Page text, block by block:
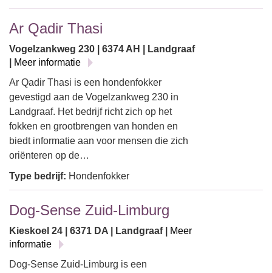
Ar Qadir Thasi
Vogelzankweg 230 | 6374 AH | Landgraaf
Meer informatie
Ar Qadir Thasi is een hondenfokker
gevestigd aan de Vogelzankweg 230 in
Landgraaf. Het bedrijf richt zich op het
fokken en grootbrengen van honden en
biedt informatie aan voor mensen die zich
oriënteren op de…
Type bedrijf: Hondenfokker
Dog-Sense Zuid-Limburg
Kieskoel 24 | 6371 DA | Landgraaf |
Meer
informatie
Dog-Sense Zuid-Limburg is een